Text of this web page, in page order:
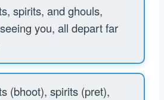
spirits, and ghouls,
you, all depart far
(bhoot), spirits (pret),